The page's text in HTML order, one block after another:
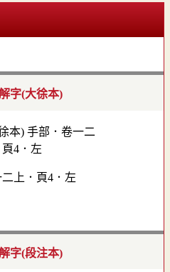
字(大徐本)
上．頁4．左
字(段注本)